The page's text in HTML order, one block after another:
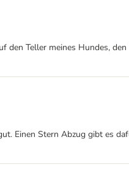
Teller meines Hundes,
Einen Stern Abzug gibt es